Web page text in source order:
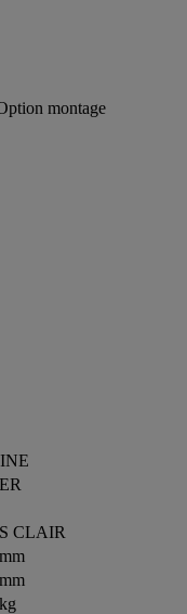
montage
CLAIR